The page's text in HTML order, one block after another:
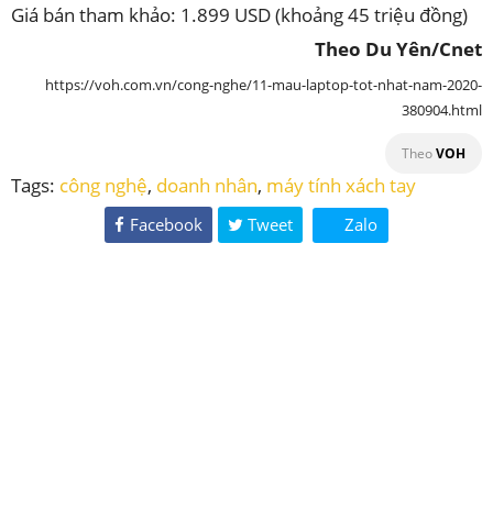
Giá bán tham khảo: 1.899 USD (khoảng 45 triệu đồng)
Theo Du Yên/Cnet
https://voh.com.vn/cong-nghe/11-mau-laptop-tot-nhat-nam-2020-
380904.html
TheoVOH
Tags: công nghệ, doanh nhân, máy tính xách tay
Facebook Tweet Zalo